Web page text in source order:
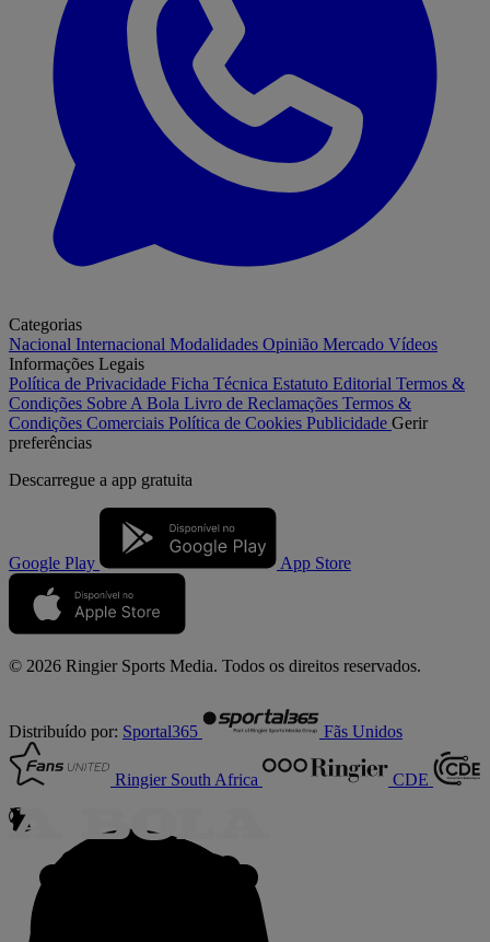
Categorias
Nacional Internacional Modalidades Opinião Mercado Vídeos
Informações Legais
Política de Privacidade Ficha Técnica Estatuto Editorial Termos &
Condições Sobre A Bola Livro de Reclamações Termos &
Condições Comerciais Política de Cookies Publicidade Gerir
preferências
Descarregue a app gratuita
Google Play App Store
© 2026 Ringier Sports Media. Todos os direitos reservados.
Distribuído por: Sportal365 Fãs Unidos
Ringier South Africa CDE